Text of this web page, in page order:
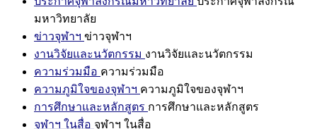
มหาวิทยาลัย
ข่าวจุฬาฯ ข่าวจุฬาฯ
งานวิจัยและนวัตกรรม งานวิจัยและนวัตกรรม
ความร่วมมือ ความร่วมมือ
ความภูมิใจของจุฬาฯ ความภูมิใจของจุฬาฯ
การศึกษาและหลักสูตร การศึกษาและหลักสูตร
จุฬาฯ ในสื่อ จุฬาฯ ในสื่อ